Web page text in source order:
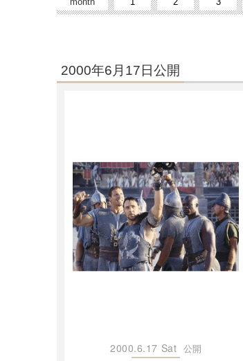
2000年6月17日公開
2000.6.17 Sat 公開